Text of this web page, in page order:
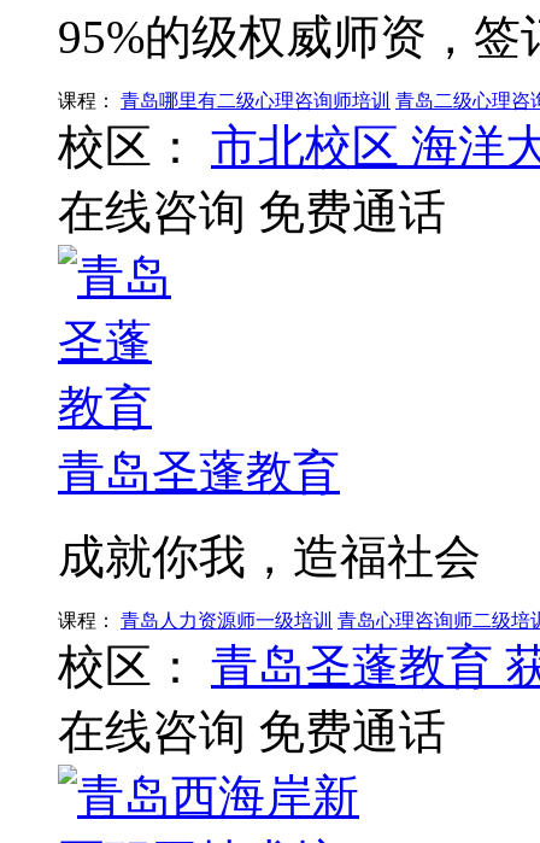
95%的级权威师资，
课程： 青岛哪里有二级心理咨询师培训 青岛二级心理咨
校区： 市北校区 海洋
在线咨询 免费通话
青岛圣蓬教育
成就你我，造福社会
课程： 青岛人力资源师一级培训 青岛心理咨询师二级培
校区： 青岛圣蓬教育
在线咨询 免费通话